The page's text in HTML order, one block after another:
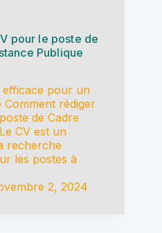
pour le poste de
Publique
efficace pour un
Comment rédiger
de Cadre
CV est un
recherche
les postes à
2, 2024